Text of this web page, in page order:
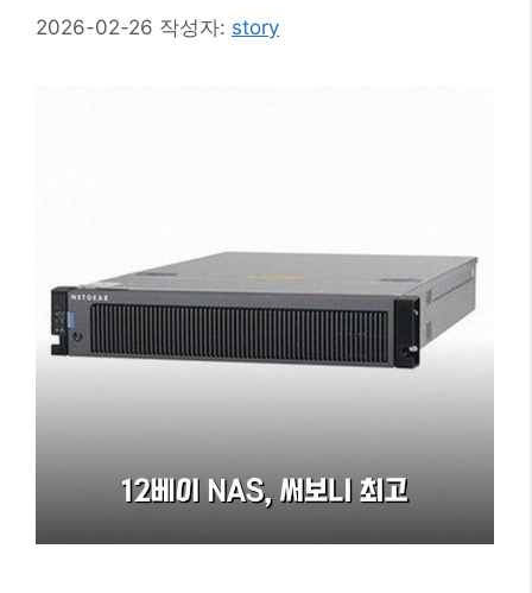
2026-02-26 작성자: story